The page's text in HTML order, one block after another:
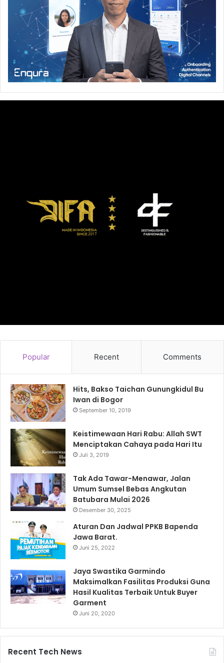
Popular Recent Comments
Hits, Bakso Taichan Gunungkidul Bu
Iwan di Bogor
September 10, 2019
Keistimewaan Hari Rabu: Allah SWT
Menciptakan Cahaya pada Hari Itu
Juli 3, 2019
Tak Ada Tawar-Menawar, Jalan
Umum Sumsel Bebas Angkutan
Batubara Mulai 2026
Desember 30, 2025
Aturan Dan Jadwal PPKB Bapenda
Jawa Barat.
Juni 25, 2022
Jaya Swastika Garmindo
Maksimalkan Fasilitas Produksi Guna
Hasil Kualitas Terbaik Untuk Buyer
Garment
Juni 20, 2020
Recent Tech News